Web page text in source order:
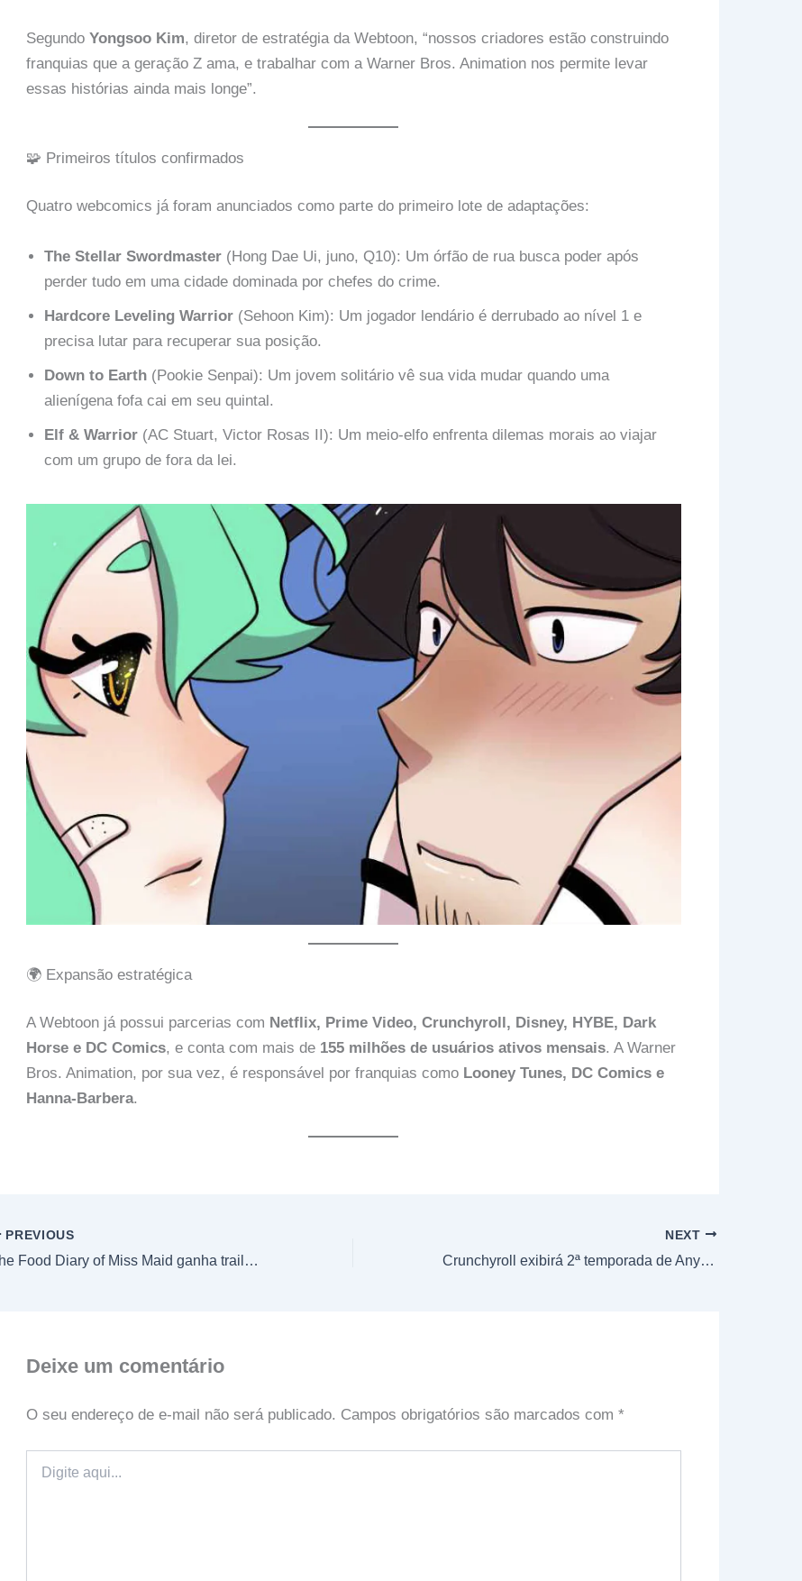
Segundo Yongsoo Kim, diretor de estratégia da Webtoon, “nossos criadores estão construindo
franquias que a geração Z ama, e trabalhar com a Warner Bros. Animation nos permite levar
essas histórias ainda mais longe”.
🧩 Primeiros títulos confirmados
Quatro webcomics já foram anunciados como parte do primeiro lote de adaptações:
The Stellar Swordmaster(Hong Dae Ui, juno, Q10): Um órfão de rua busca poder após
perder tudo em uma cidade dominada por chefes do crime.
Hardcore Leveling Warrior(Sehoon Kim): Um jogador lendário é derrubado ao nível 1 e
precisa lutar para recuperar sua posição.
Down to Earth(Pookie Senpai): Um jovem solitário vê sua vida mudar quando uma
alienígena fofa cai em seu quintal.
Elf & Warrior(AC Stuart, Victor Rosas II): Um meio-elfo enfrenta dilemas morais ao viajar
com um grupo de fora da lei.
🌍 Expansão estratégica
A Webtoon já possui parcerias com Netflix, Prime Video, Crunchyroll, Disney, HYBE, Dark
Horse e DC Comics, e conta com mais de 155 milhões de usuários ativos mensais. A Warner
Bros. Animation, por sua vez, é responsável por franquias como Looney Tunes, DC Comics e
Hanna-Barbera.
PREVIOUS
The Food Diary of Miss Maid ganha trailer e confirma estreia em 2026
NEXT
Crunchyroll exibirá 2ª temporada de Anyway, I’m Falling in Love with You com estreia especial nos EUA
Deixe um comentário
O seu endereço de e-mail não será publicado. Campos obrigatórios são marcados com *
aqui...